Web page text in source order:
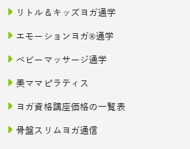
リトル＆キッズヨガ通学
エモーションヨガ®通学
ベビーマッサージ通学
美ママピラティス
ヨガ資格講座価格の一覧表
骨盤スリムヨガ通信